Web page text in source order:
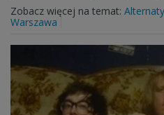
Zobacz więcej na temat:
Warszawa